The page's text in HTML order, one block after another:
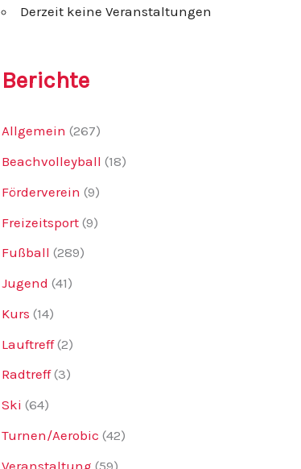
a
Derzeit keine Veranstaltungen
Berichte
Allgemein (267)
Beachvolleyball (18)
Förderverein (9)
Freizeitsport (9)
Fußball (289)
Jugend (41)
Kurs (14)
Lauftreff(2)
Radtreff(3)
Ski (64)
Turnen/Aerobic (42)
Veranstaltung (59)